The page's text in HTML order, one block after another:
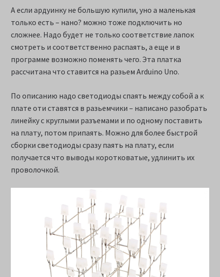
А если ардуинку не большую купили, уно а маленькая
только есть – нано? можно тоже подключить но
сложнее. Надо будет не только соответствие лапок
смотреть и соответственно распаять, а еще и в
программе возможно поменять чего. Эта платка
рассчитана что ставится на разьем Arduino Uno.
По описанию надо светодиоды спаять между собой а к
плате оти ставятся в разьемчики – написано разобрать
линейку с круглыми разъемами и по одному поставить
на плату, потом припаять. Можно для более быстрой
сборки светодиоды сразу паять на плату, если
получается что выводы коротковатые, удлинить их
проволочкой.